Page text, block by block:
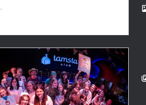
next